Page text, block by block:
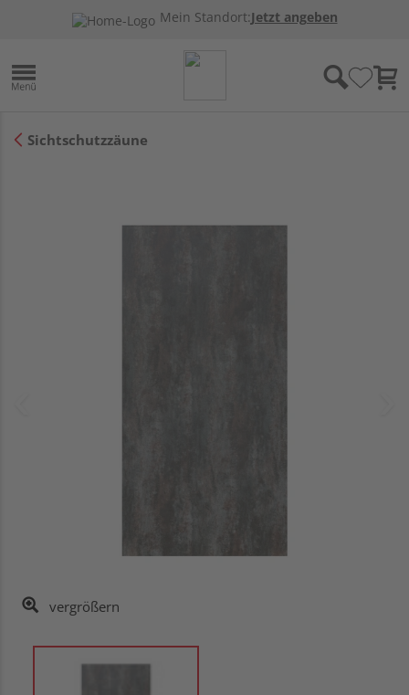
Mein Standort:Jetzt angeben
Sichtschutzzäune
vergrößern